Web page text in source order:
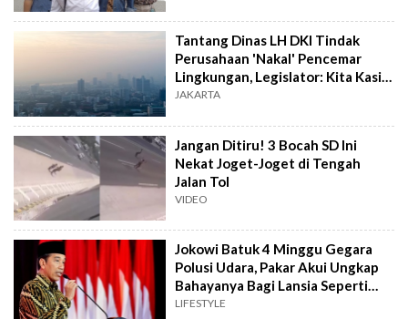
Tantang Dinas LH DKI Tindak
Perusahaan 'Nakal' Pencemar
Lingkungan, Legislator: Kita Kasih
Waktu 3 Bulan
JAKARTA
Jangan Ditiru! 3 Bocah SD Ini
Nekat Joget-Joget di Tengah
Jalan Tol
VIDEO
Jokowi Batuk 4 Minggu Gegara
Polusi Udara, Pakar Akui Ungkap
Bahayanya Bagi Lansia Seperti
Presiden
LIFESTYLE